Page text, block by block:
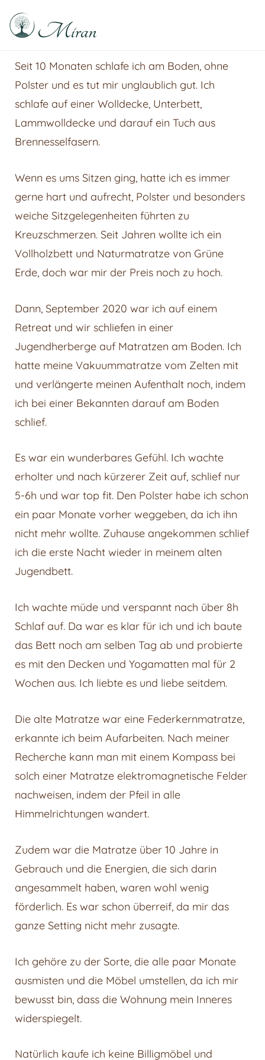
Seit 10 Monaten schlafe ich am Boden, ohne
Polster und es tut mir unglaublich gut. Ich
schlafe auf einer Wolldecke, Unterbett,
Lammwolldecke und darauf ein Tuch aus
Brennesselfasern.
Wenn es ums Sitzen ging, hatte ich es immer
gerne hart und aufrecht, Polster und besonders
weiche Sitzgelegenheiten führten zu
Kreuzschmerzen. Seit Jahren wollte ich ein
Vollholzbett und Naturmatratze von Grüne
Erde, doch war mir der Preis noch zu hoch.
Dann, September 2020 war ich auf einem
Retreat und wir schliefen in einer
Jugendherberge auf Matratzen am Boden. Ich
hatte meine Vakuummatratze vom Zelten mit
und verlängerte meinen Aufenthalt noch, indem
ich bei einer Bekannten darauf am Boden
schlief.
Es war ein wunderbares Gefühl. Ich wachte
erholter und nach kürzerer Zeit auf, schlief nur
5-6h und war top fit. Den Polster habe ich schon
ein paar Monate vorher weggeben, da ich ihn
nicht mehr wollte. Zuhause angekommen schlief
ich die erste Nacht wieder in meinem alten
Jugendbett.
Ich wachte müde und verspannt nach über 8h
Schlaf auf. Da war es klar für ich und ich baute
das Bett noch am selben Tag ab und probierte
es mit den Decken und Yogamatten mal für 2
Wochen aus. Ich liebte es und liebe seitdem.
Die alte Matratze war eine Federkernmatratze,
erkannte ich beim Aufarbeiten. Nach meiner
Recherche kann man mit einem Kompass bei
solch einer Matratze elektromagnetische Felder
nachweisen, indem der Pfeil in alle
Himmelrichtungen wandert.
Zudem war die Matratze über 10 Jahre in
Gebrauch und die Energien, die sich darin
angesammelt haben, waren wohl wenig
förderlich. Es war schon überreif, da mir das
ganze Setting nicht mehr zusagte.
Ich gehöre zu der Sorte, die alle paar Monate
ausmisten und die Möbel umstellen, da ich mir
bewusst bin, dass die Wohnung mein Inneres
widerspiegelt.
Natürlich kaufe ich keine Billigmöbel und